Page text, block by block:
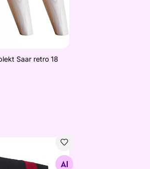
Saar retro 18
60x18x10 cm, 1 tk
Otsi sarnaseid